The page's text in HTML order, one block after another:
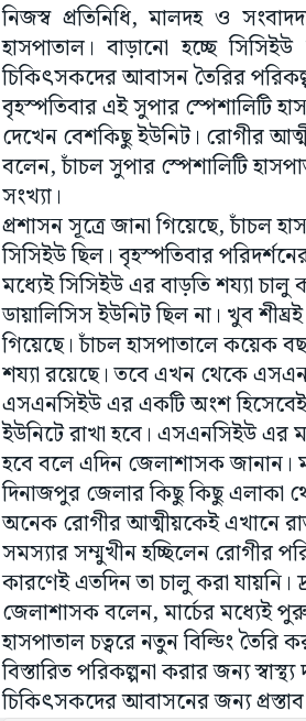
নিজস্ব প্রতিনিধি, মালদহ ও
হাসপাতাল। বাড়ানো হচ্ছে
চিকিৎসকদের আবাসন তৈরির
বৃহস্পতিবার এই সুপার স্পেশালিটি
দেখেন বেশকিছু ইউনিট। রোগীর
বলেন, চাঁচল সুপার স্পেশালিটি
সংখ্যা।
প্রশাসন সূত্রে জানা গিয়েছে, চাঁচল
সিসিইউ ছিল। বৃহস্পতিবার
মধ্যেই সিসিইউ এর বাড়তি শয্যা
ডায়ালিসিস ইউনিট ছিল না। খুব
গিয়েছে। চাঁচল হাসপাতালে কয়েক
শয্যা রয়েছে। তবে এখন থেকে
এসএনসিইউ এর একটি অংশ হিসেবেই
ইউনিটে রাখা হবে। এসএনসিইউ এর
হবে বলে এদিন জেলাশাসক জানান।
দিনাজপুর জেলার কিছু কিছু এলাকা
অনেক রোগীর আত্মীয়কেই এখানে রাত
সমস্যার সম্মুখীন হচ্ছিলেন রোগীর
কারণেই এতদিন তা চালু করা যায়নি।
জেলাশাসক বলেন, মার্চের মধ্যেই
হাসপাতাল চত্বরে নতুন বিল্ডিং
বিস্তারিত পরিকল্পনা করার জন্য
চিকিৎসকদের আবাসনের জন্য